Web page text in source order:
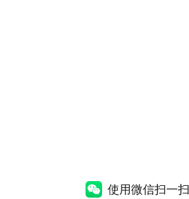
使用微信扫一